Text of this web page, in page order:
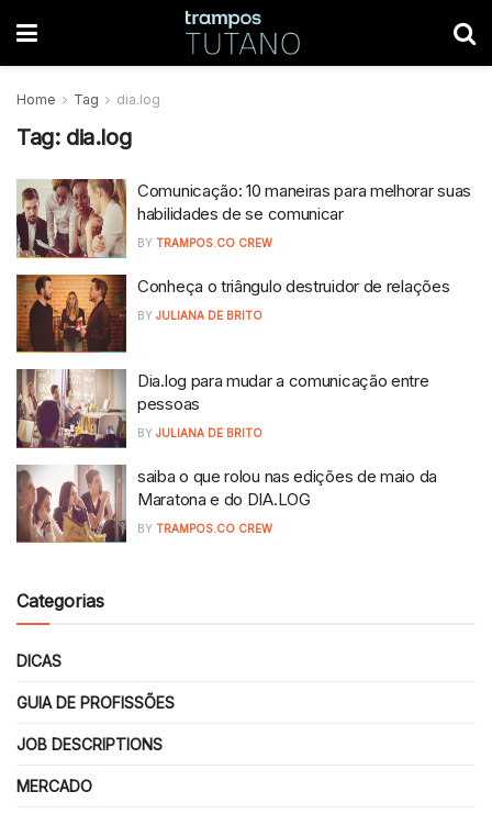
Home Tag dia.log
Tag: dia.log
Comunicação: 10 maneiras para melhorar suas
habilidades de se comunicar
BY TRAMPOS.CO CREW
Conheça o triângulo destruidor de relações
BY JULIANA DE BRITO
Dia.log para mudar a comunicação entre
pessoas
BY JULIANA DE BRITO
saiba o que rolou nas edições de maio da
Maratona e do DIA.LOG
BY TRAMPOS.CO CREW
Categorias
DICAS
GUIA DE PROFISSÕES
JOB DESCRIPTIONS
MERCADO